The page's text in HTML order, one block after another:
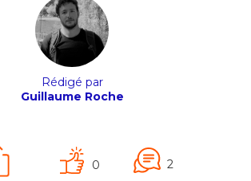
Rédigé par
Guillaume Roche
0 2